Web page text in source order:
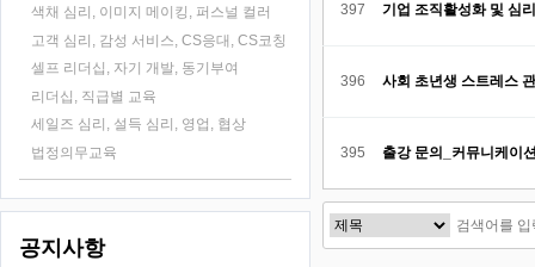
색채 심리, 이미지 메이킹, 퍼스널 컬러
고객 심리, 감성 서비스, CS응대, CS코칭
셀프 리더십, 자기 개발, 동기부여
리더십, 직급별 교육
세일즈 심리, 설득 심리, 영업, 협상
법정의무교육
공지사항
397 기업 조직활성화 및 심
396 사회 초년생 스트레스
395 출강 문의_커뮤니케이